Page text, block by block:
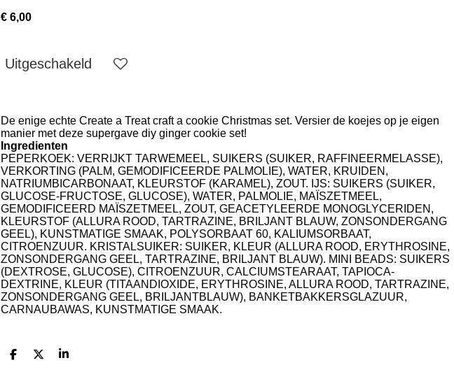
€ 6,00
Uitgeschakeld
De enige echte Create a Treat craft a cookie Christmas set. Versier de koejes op je eigen
manier met deze supergave diy ginger cookie set!
Ingredienten
PEPERKOEK: VERRIJKT TARWEMEEL, SUIKERS (SUIKER, RAFFINEERMELASSE),
VERKORTING (PALM, GEMODIFICEERDE PALMOLIE), WATER, KRUIDEN,
NATRIUMBICARBONAAT, KLEURSTOF (KARAMEL), ZOUT. IJS: SUIKERS (SUIKER,
GLUCOSE-FRUCTOSE, GLUCOSE), WATER, PALMOLIE, MAÏSZETMEEL,
GEMODIFICEERD MAÏSZETMEEL, ZOUT, GEACETYLEERDE MONOGLYCERIDEN,
KLEURSTOF (ALLURA ROOD, TARTRAZINE, BRILJANT BLAUW, ZONSONDERGANG
GEEL), KUNSTMATIGE SMAAK, POLYSORBAAT 60, KALIUMSORBAAT,
CITROENZUUR. KRISTALSUIKER: SUIKER, KLEUR (ALLURA ROOD, ERYTHROSINE,
ZONSONDERGANG GEEL, TARTRAZINE, BRILJANT BLAUW). MINI BEADS: SUIKERS
(DEXTROSE, GLUCOSE), CITROENZUUR, CALCIUMSTEARAAT, TAPIOCA-
DEXTRINE, KLEUR (TITAANDIOXIDE, ERYTHROSINE, ALLURA ROOD, TARTRAZINE,
ZONSONDERGANG GEEL, BRILJANTBLAUW), BANKETBAKKERSGLAZUUR,
CARNAUBAWAS, KUNSTMATIGE SMAAK.
D
D
S